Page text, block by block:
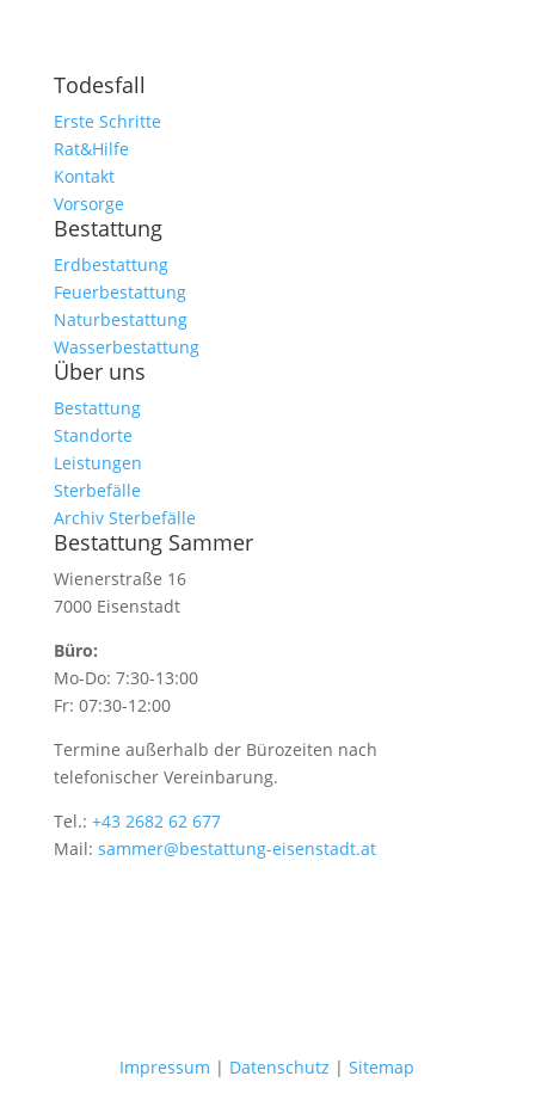
Todesfall
Erste Schritte
Rat&Hilfe
Kontakt
Vorsorge
Bestattung
Erdbestattung
Feuerbestattung
Naturbestattung
Wasserbestattung
Über uns
Bestattung
Standorte
Leistungen
Sterbefälle
Archiv Sterbefälle
Bestattung Sammer
Wienerstraße 16
7000 Eisenstadt
Büro:
Mo-Do: 7:30-13:00
Fr: 07:30-12:00
Termine außerhalb der Bürozeiten nach
telefonischer Vereinbarung.
Tel.: +43 2682 62 677
Mail: sammer@bestattung-eisenstadt.at
Impressum | Datenschutz |Sitemap